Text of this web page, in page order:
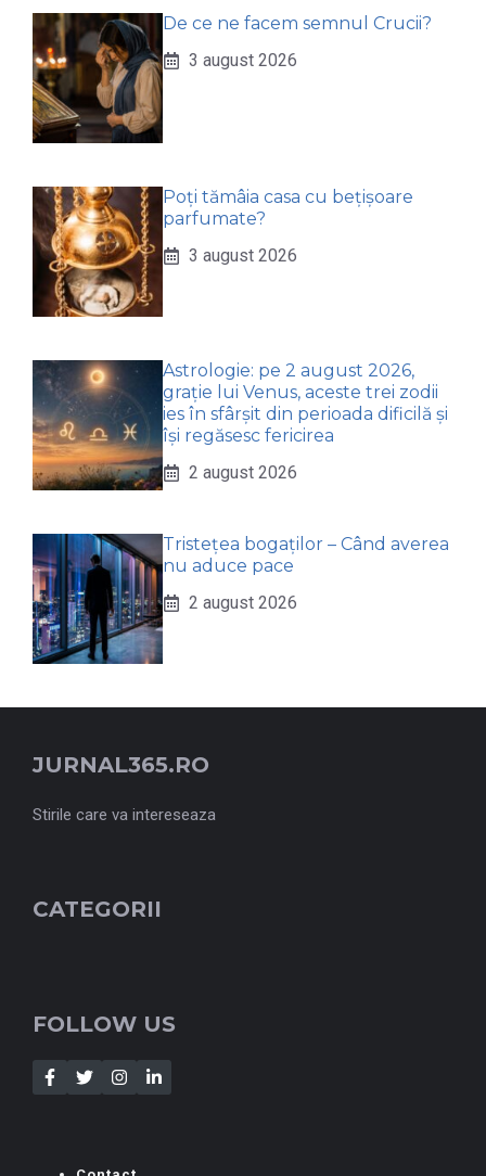
De ce ne facem semnul Crucii?
3 august 2026
Poți tămâia casa cu bețișoare
parfumate?
3 august 2026
Astrologie: pe 2 august 2026,
grație lui Venus, aceste trei zodii
ies în sfârșit din perioada dificilă și
își regăsesc fericirea
2 august 2026
Tristețea bogaților – Când averea
nu aduce pace
2 august 2026
JURNAL365.RO
Stirile care va intereseaza
CATEGORII
FOLLOW US